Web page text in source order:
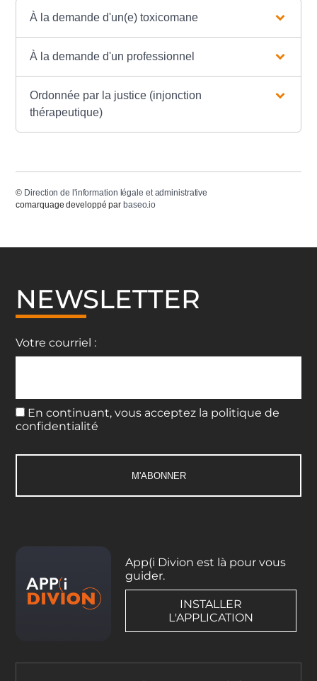
À la demande d'un(e) toxicomane
À la demande d'un professionnel
Ordonnée par la justice (injonction
thérapeutique)
© Direction de l'information légale et administrative
comarquage developpé par baseo.io
NEWSLETTER
Votre courriel :
En continuant, vous acceptez la politique de
confidentialité
App(i Divion est là pour vous
guider.
INSTALLER
L'APPLICATION